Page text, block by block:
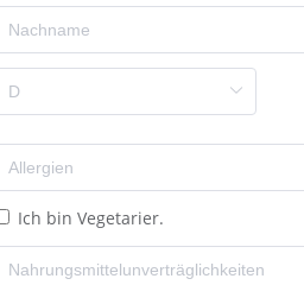
Ich bin Vegetarier.